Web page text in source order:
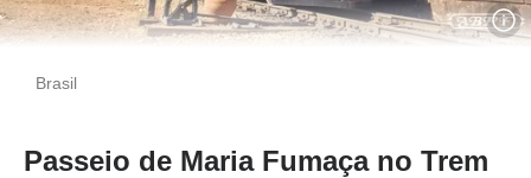
Brasil
Passeio de Maria Fumaça no Trem